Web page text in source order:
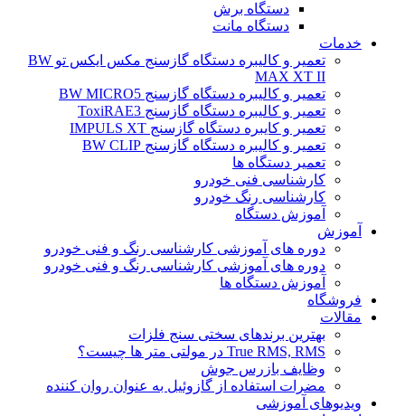
دستگاه برش
دستگاه مانت
خدمات
تعمیر و کالیبره دستگاه گازسنج مکس ایکس تو BW
MAX XT II
تعمیر و کالیبره دستگاه گازسنج BW MICRO5
تعمیر و کالیبره دستگاه گازسنج ToxiRAE3
تعمیر و کایبره دستگاه گازسنج IMPULS XT
تعمیر و کالیبره دستگاه گازسنج BW CLIP
تعمیر دستگاه ها
کارشناسی فنی خودرو
کارشناسی رنگ خودرو
آموزش دستگاه
آموزش
دوره های آموزشی کارشناسی رنگ و فنی خودرو
دوره های آموزشی کارشناسی رنگ و فنی خودرو
آموزش دستگاه ها
فروشگاه
مقالات
بهترین برندهای سختی سنج فلزات
True RMS, RMS در مولتی متر ها چیست؟
وظایف بازرس جوش
مضرات استفاده از گازوئیل به عنوان روان کننده
ویدیوهای آموزشی